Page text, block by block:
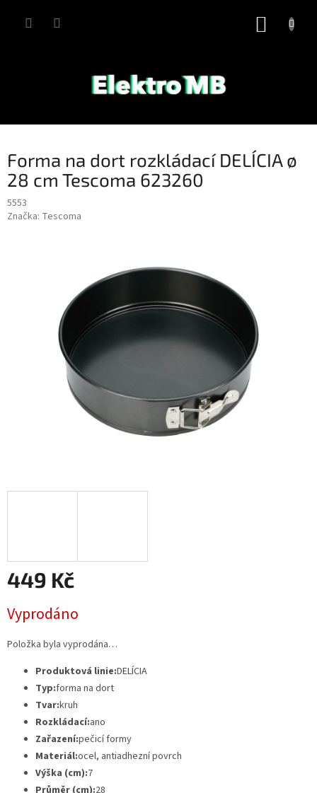
Forma na dort rozkládací DELÍCIA ø
28 cm Tescoma 623260
5553
Značka: Tescoma
449 Kč
cena:
Vyprodáno
Položka byla vyprodána…
Produktová linie:DELÍCIA
Typ:forma na dort
Tvar:kruh
Rozkládací:ano
Zařazení:pečicí formy
Materiál:ocel, antiadhezní povrch
Výška (cm):7